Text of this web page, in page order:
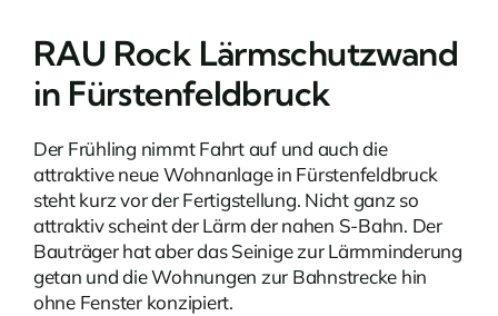
RAU Rock Lärmschutzwand
in Fürstenfeldbruck
Der Frühling nimmt Fahrt auf und auch die
attraktive neue Wohnanlage in Fürstenfeldbruck
steht kurz vor der Fertigstellung. Nicht ganz so
attraktiv scheint der Lärm der nahen S-Bahn. Der
Bauträger hat aber das Seinige zur Lärmminderung
getan und die Wohnungen zur Bahnstrecke hin
ohne Fenster konzipiert.